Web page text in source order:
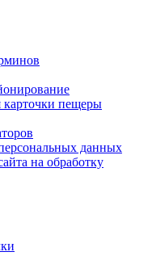
карточки пещеры
данных
на обработку